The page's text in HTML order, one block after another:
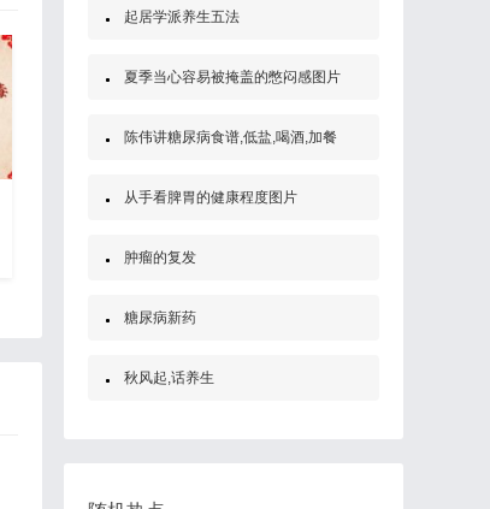
起居学派养生五法
夏季当心容易被掩盖的憋闷感图片
陈伟讲糖尿病食谱,低盐,喝酒,加餐
从手看脾胃的健康程度图片
肿瘤的复发
糖尿病新药
秋风起,话养生